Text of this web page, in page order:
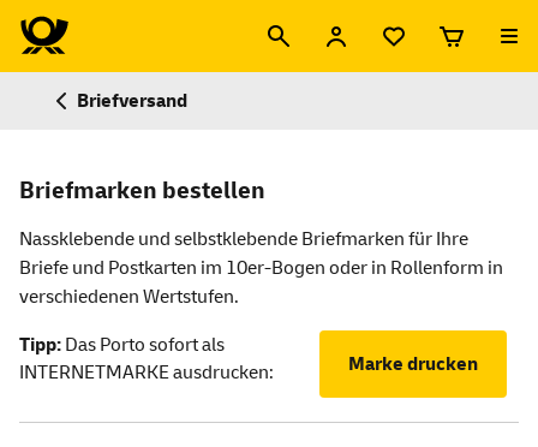
Briefversand
Briefmarken bestellen
Nassklebende und selbstklebende Briefmarken für Ihre
Briefe und Postkarten im 10er-Bogen oder in Rollenform in
verschiedenen Wertstufen.
Marke drucken
Tipp: Das Porto sofort als
INTERNETMARKE ausdrucken: